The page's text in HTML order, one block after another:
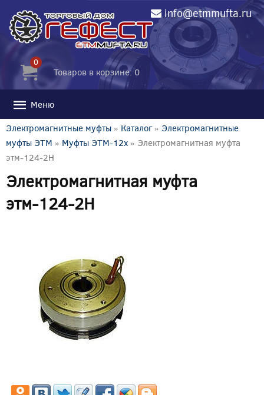
info@etmmufta.ru
0
Товаров в корзине: 0
Меню
Электромагнитные муфты » Каталог» Электромагнитные
муфты ЭТМ » Муфты ЭТМ-12x » Электромагнитная муфта
этм-124-2Н
Электромагнитная муфта
этм-124-2Н